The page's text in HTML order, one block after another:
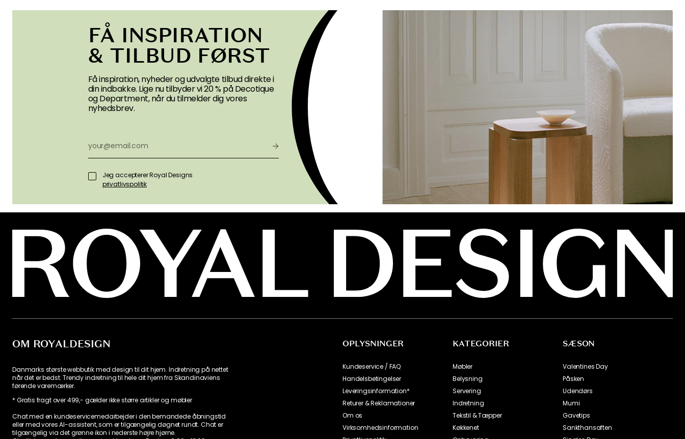
FÅ INSPIRATION
& TILBUD FØRST
Få inspiration, nyheder og udvalgte tilbud direkte i
din indbakke. Lige nu tilbyder vi 20 % på Decotique
og Department, når du tilmelder dig vores
nyhedsbrev.
Jeg accepterer Royal Designs
privatlivspolitik
OM ROYALDESIGN
Danmarks største webbutik med design til dit hjem. Indretning på nettet
når det er bedst. Trendy indretning til hele dit hjem fra Skandinaviens
førende varemærker.
* Gratis fragt over 499,- gælder ikke større artikler og møbler
Chat med en kundeservicemedarbejder i den bemandede åbningstid
eller med vores AI-assistent, som er tilgængelig døgnet rundt. Chat er
tilgængelig via det grønne ikon i nederste højre hjørne.
OPLYSNINGER
Kundeservice / FAQ
Handelsbetingelser
Leveringsinformation*
Returer & Reklamationer
Om os
Virksomhedsinformation
KATEGORIER
Møbler
Belysning
Servering
Indretning
Tekstil & Tæpper
Køkkenet
SÆSON
Valentines Day
Påsken
Udendørs
Mumi
Gavetips
Sankthansaften